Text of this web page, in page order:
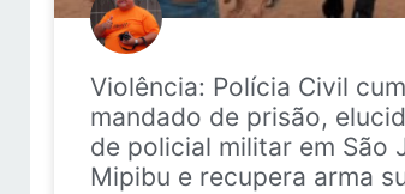
Violência: Polícia Civil
mandado de prisão,
de policial militar em São
Mipibu e recupera arma